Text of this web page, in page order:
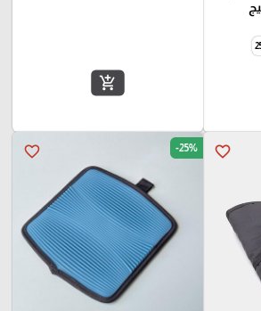
add_shopping_cart
favorite_border
favorite_border -25%